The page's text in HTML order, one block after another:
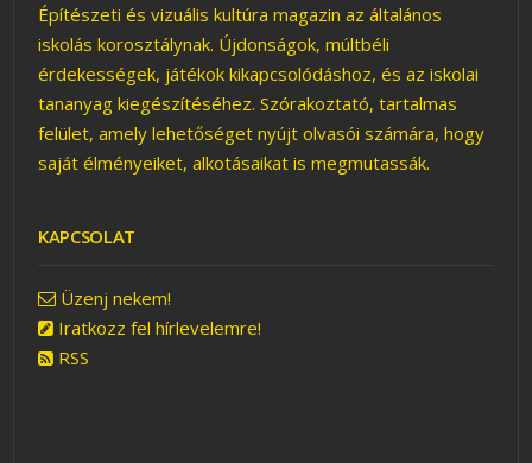
Építészeti és vizuális kultúra magazin az általános
iskolás korosztálynak. Újdonságok, múltbéli
érdekességek, játékok kikapcsolódáshoz, és az iskolai
tananyag kiegészítéséhez. Szórakoztató, tartalmas
felület, amely lehetőséget nyújt olvasói számára, hogy
saját élményeiket, alkotásaikat is megmutassák.
KAPCSOLAT
Üzenj nekem!
Iratkozz fel hírlevelemre!
RSS